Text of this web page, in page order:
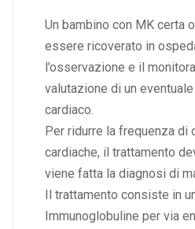
Un bambino con MK certa
essere ricoverato in
l’osservazione e il
valutazione di un
cardiaco.
Per ridurre la frequenza di
cardiache, il trattamento
viene fatta la diagnosi di
Il trattamento consiste in
Immunoglobuline per via